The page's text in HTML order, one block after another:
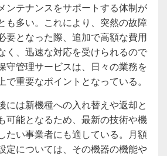
ンテナンスをサポートする体制が
も多い。これにより、突然の故障
要となった際、追加で高額な費用
く、迅速な対応を受けられるので
守管理サービスは、日々の業務を
重要なポイントとなっている。
には新機種への入れ替えや返却と
可能となるため、最新の技術や機
たい事業者にも適している。月額
定については、その機器の機能や